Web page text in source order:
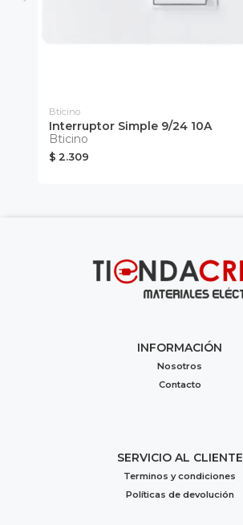
Bticino
Interruptor Simple 9/24 10A
Bticino
$ 2.309
INFORMACIÓN
Nosotros
Contacto
SERVICIO AL CLIENTE
Terminos y condiciones
Políticas de devolución